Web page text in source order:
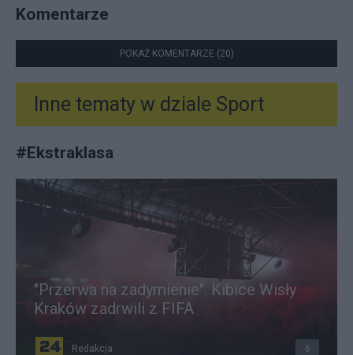
Komentarze
POKAŻ KOMENTARZE (20)
Inne tematy w dziale Sport
#Ekstraklasa
"Przerwa na zadymienie". Kibice Wisły
Kraków zadrwili z FIFA
Redakcja 6